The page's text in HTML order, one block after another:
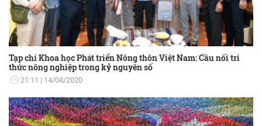
Tạp chí Khoa học Phát triển Nông thôn Việt Nam: Cầu nối tri
thức nông nghiệp trong kỷ nguyên số
21:11 14/04/2020